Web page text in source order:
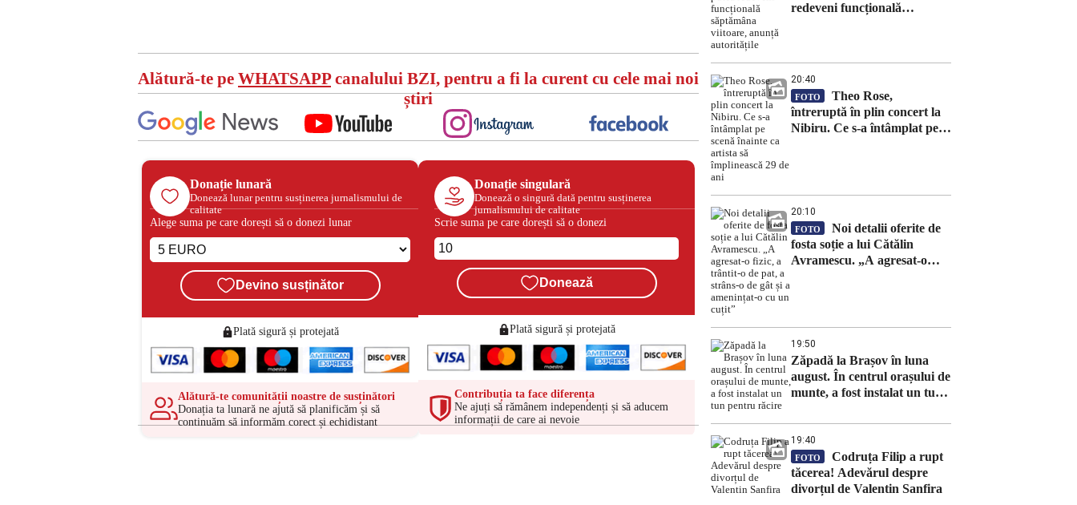
Alătură-te pe WHATSAPPcanalului BZI, pentru a fi la curent cu cele mai noi
știri
Donație lunară
Donează lunar pentru susținerea jurnalismului de
calitate
Alege suma pe care dorești să o donezi lunar
Devino susținător
Plată sigură și protejată
Alătură-te comunității noastre de susținători
Donația ta lunară ne ajută să planificăm și să
continuăm să informăm corect și echidistant
Donație singulară
Donează o singură dată pentru susținerea
jurnalismului de calitate
Scrie suma pe care dorești să o donezi
Donează
Plată sigură și protejată
Contribuția ta face diferența
Ne ajuți să rămânem independenți și să aducem
informații de care ai nevoie
redeveni funcțională
20:40
FOTO
Theo Rose,
întreruptă în plin concert la
Nibiru. Ce s-a întâmplat pe
20:10
FOTO
Noi detalii oferite de
fosta soție a lui Cătălin
Avramescu. „A agresat-o
19:50
Zăpadă la Brașov în luna
august. În centrul orașului de
munte, a fost instalat un tun
19:40
FOTO
Codruța Filip a rupt
tăcerea! Adevărul despre
divorțul de Valentin Sanfira